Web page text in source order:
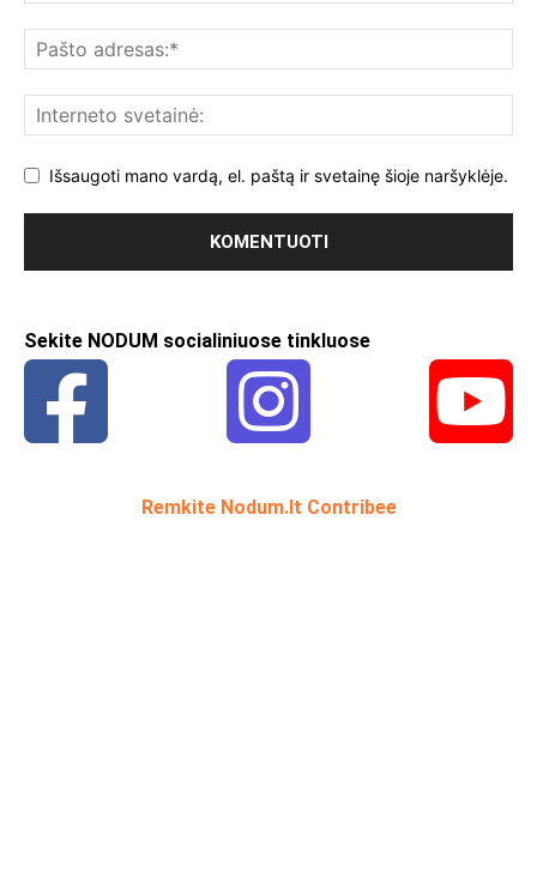
Išsaugoti mano vardą, el. paštą ir svetainę šioje naršyklėje.
Sekite NODUM socialiniuose tinkluose
Remkite Nodum.lt Contribee